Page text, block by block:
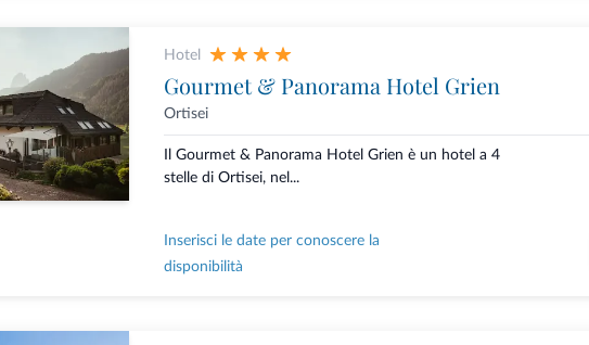
Hotel
Gourmet & Panorama Hotel Grien
Ortisei
Il Gourmet & Panorama Hotel Grien è un hotel a 4
stelle di Ortisei, nel...
Inserisci le date per conoscere la
disponibilità